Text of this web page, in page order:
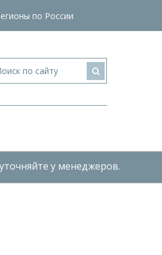
по России
у менеджеров.